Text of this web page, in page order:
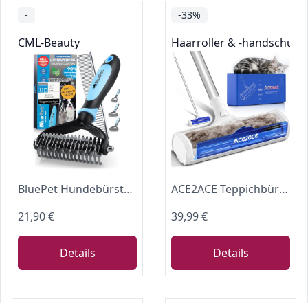
-
CML-Beauty
BluePet Hundebürste Unterwolle Langhaar entfernt Unterwolle & Verfilzungen
21,90 €
Details
-33%
Haarroller & -handschuhe
ACE2ACE Teppichbürste Tierhaare, Tierhaarentferner Teppich, Teppichroller,
39,99 €
Details